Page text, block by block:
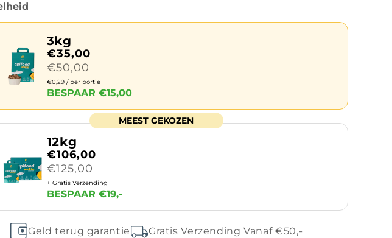
3kg
€35,00
€50,00
€0,29 / per portie
BESPAAR €15,00
12kg
€106,00
€125,00
+ Gratis Verzending
BESPAAR €19,-
MEEST GEKOZEN
Geld terug garantie Gratis Verzending Vanaf €50,-